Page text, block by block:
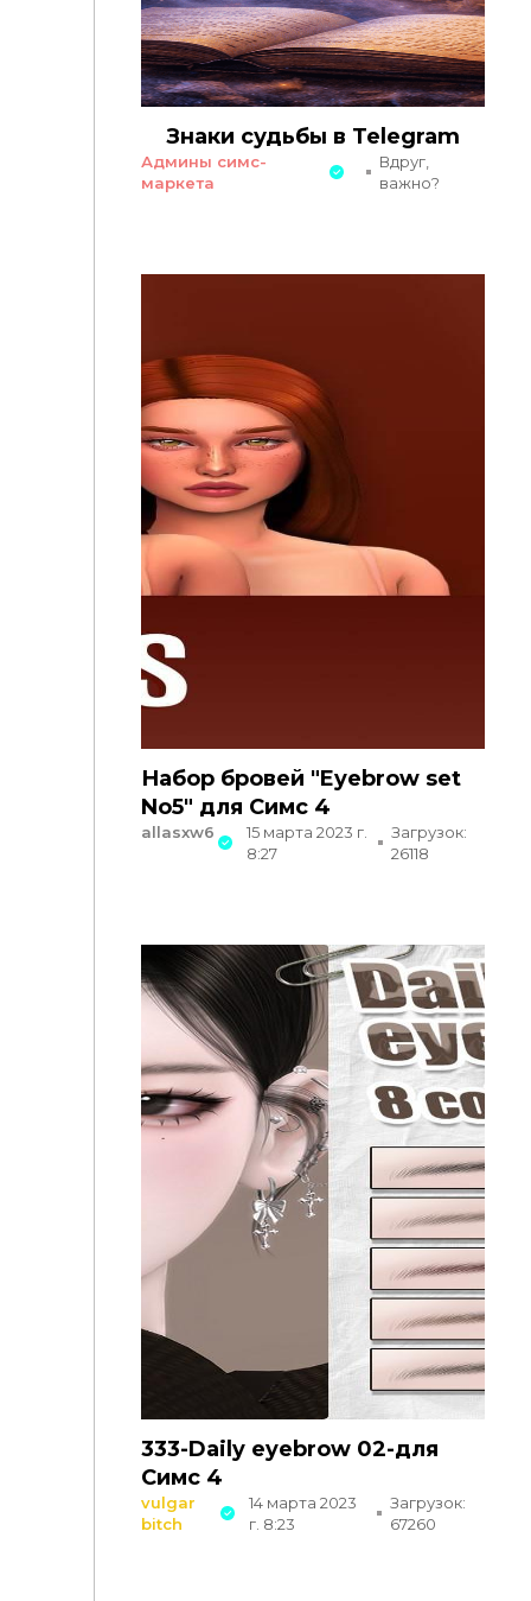
Знаки судьбы в Telegram
Админы симс-
маркета
Вдруг,
важно?
Набор бровей "Eyebrow set
No5" для Симс 4
allasxw6
15 марта 2023 г.
8:27
Загрузок:
26118
333-Daily eyebrow 02-для
Симс 4
vulgar
bitch
14 марта 2023
г. 8:23
Загрузок:
67260